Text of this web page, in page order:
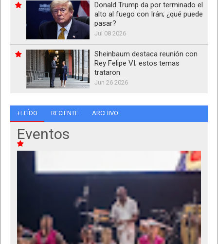
Donald Trump da por terminado el
alto al fuego con Irán; ¿qué puede
pasar?
Jul 08 2026
Sheinbaum destaca reunión con
Rey Felipe VI; estos temas
trataron
Jun 26 2026
+LEÍDO RECIENTE ARCHIVO
Eventos